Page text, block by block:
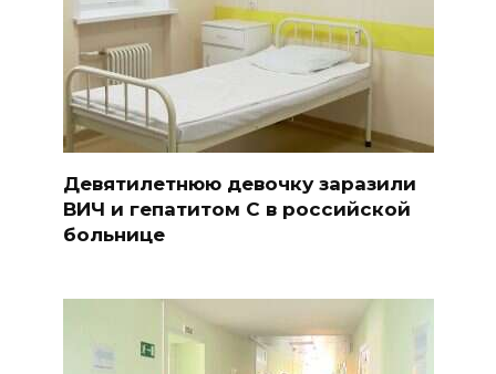
Девятилетнюю девочку заразили
ВИЧ и гепатитом С в российской
больнице